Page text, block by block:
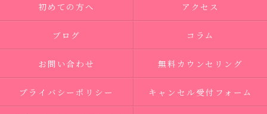
初めての方へ アクセス
ブログ コラム
お問い合わせ 無料カウンセリング
プライバシーポリシー キャンセル受付フォーム